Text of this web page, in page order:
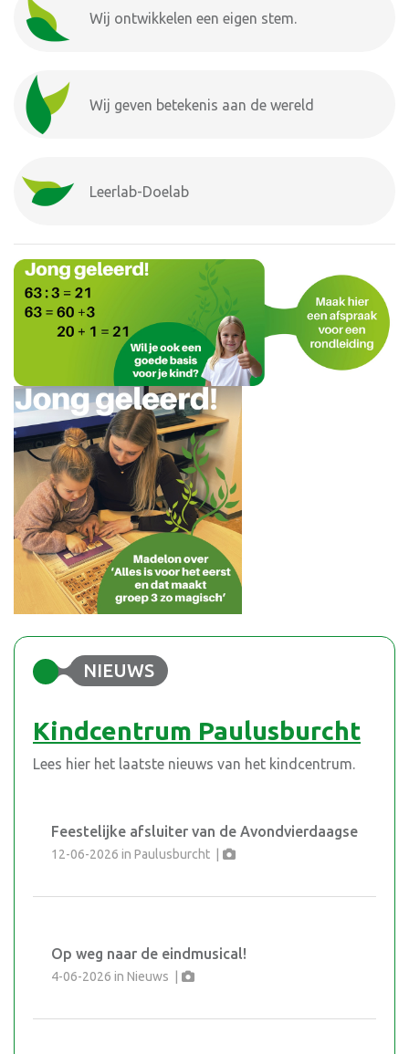
Wij ontwikkelen een eigen stem.
Wij geven betekenis aan de wereld
Leerlab-Doelab
NIEUWS
Kindcentrum Paulusburcht
Lees hier het laatste nieuws van het kindcentrum.
Feestelijke afsluiter van de Avondvierdaagse
12-06-2026 in Paulusburcht
Op weg naar de eindmusical!
4-06-2026 in Nieuws